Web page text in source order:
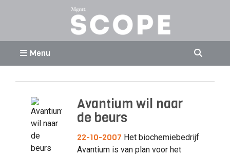
Menu
Avantium wil naar
de beurs
22-10-2007 Het biochemiebedrijf
Avantium is van plan voor het